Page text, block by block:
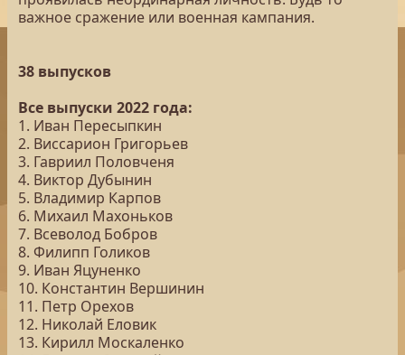
важное сражение или военная кампания.
38 выпусков
Все выпуски 2022 года:
1. Иван Пересыпкин
2. Виссарион Григорьев
3. Гавриил Половченя
4. Виктор Дубынин
5. Владимир Карпов
6. Михаил Махоньков
7. Всеволод Бобров
8. Филипп Голиков
9. Иван Яцуненко
10. Константин Вершинин
11. Петр Орехов
12. Николай Еловик
13. Кирилл Москаленко